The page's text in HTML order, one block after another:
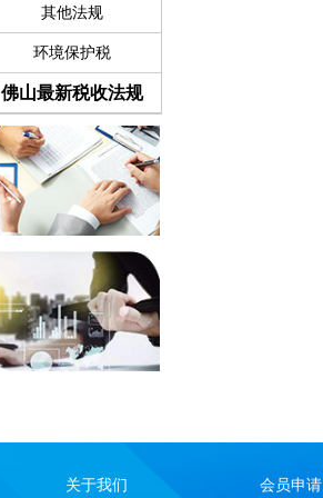
其他法规
环境保护税
佛山最新税收法规
关于我们 会员申请